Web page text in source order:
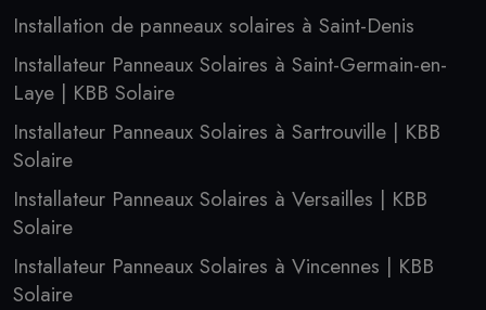
Installation de panneaux solaires à Saint-Denis
Installateur Panneaux Solaires à Saint-Germain-en-
Laye | KBB Solaire
Installateur Panneaux Solaires à Sartrouville | KBB
Solaire
Installateur Panneaux Solaires à Versailles | KBB
Solaire
Installateur Panneaux Solaires à Vincennes | KBB
Solaire